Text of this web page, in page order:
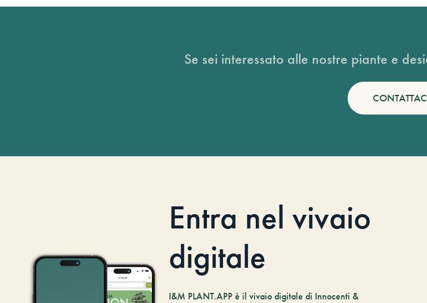
Se sei interessato alle nostre piante e
Entra nel vivaio
digitale
I&M PLANT.APP è il vivaio digitale di Innocenti &